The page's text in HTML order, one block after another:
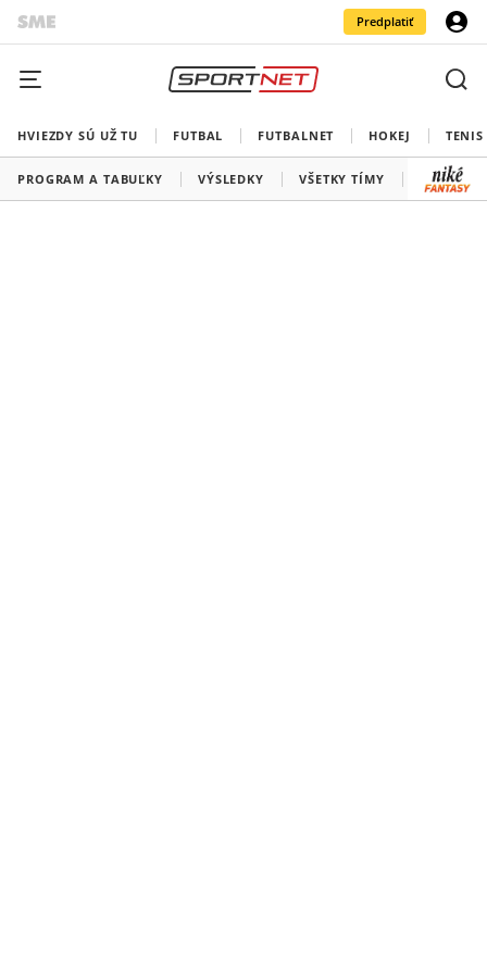
Predplatiť
HVIEZDY SÚ UŽ TU FUTBAL FUTBALNET HOKEJ TENIS
PROGRAM A TABUĽKY VÝSLEDKY VŠETKY TÍMY